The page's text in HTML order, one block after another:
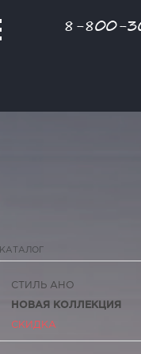
8-800-
КАТАЛОГ
СТИЛЬ АНО
НОВАЯ КОЛЛЕКЦИЯ
СКИДКА